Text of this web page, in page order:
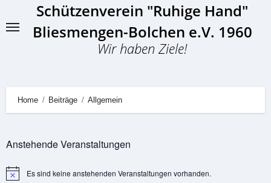
to
Schützenverein "Ruhige Hand"
Bliesmengen-Bolchen e.V. 1960
Wir haben Ziele!
Home Beiträge Allgemein
Anstehende Veranstaltungen
HinweisEs sind keine anstehenden Veranstaltungen vorhanden.